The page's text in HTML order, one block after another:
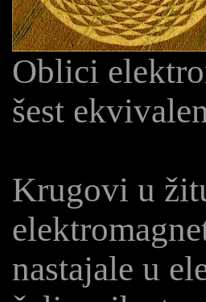
Oblici
šest
Krugovi u
nastajale u